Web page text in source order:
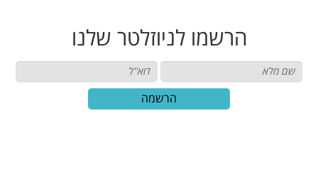
הרשמו לניוזלטר שלנו
הרשמה